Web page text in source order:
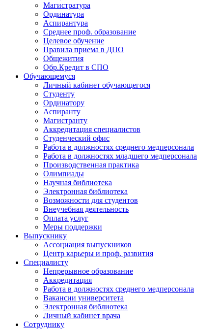
Магистратура
Ординатура
Аспирантура
Среднее проф. образование
Целевое обучение
Правила приема в ДПО
Общежития
Обр.Кредит в СПО
Обучающемуся
Личный кабинет обучающегося
Студенту
Ординатору
Аспиранту
Магистранту
Аккредитация специалистов
Студенческий офис
Работа в должностях среднего медперсонала
Работа в должностях младшего медперсонала
Производственная практика
Олимпиады
Научная библиотека
Электронная библиотека
Возможности для студентов
Внеучебная деятельность
Оплата услуг
Меры поддержки
Выпускнику
Ассоциация выпускников
Центр карьеры и проф. развития
Специалисту
Непрерывное образование
Аккредитация
Работа в должностях среднего медперсонала
Вакансии университета
Электронная библиотека
Личный кабинет врача
Сотруднику